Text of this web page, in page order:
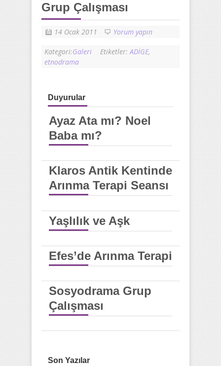
Grup Çalışması
14 Ocak 2011 Yorum yapın
Kategori:Galeri Etiketler:ADİGE,
etnodrama
Duyurular
Ayaz Ata mı? Noel
Baba mı?
Klaros Antik Kentinde
Arınma Terapi Seansı
Yaşlılık ve Aşk
Efes’de Arınma Terapi
Sosyodrama Grup
Çalışması
Son Yazılar